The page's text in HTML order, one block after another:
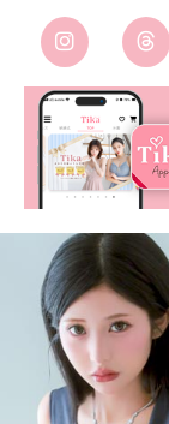
■カラーバリエーション